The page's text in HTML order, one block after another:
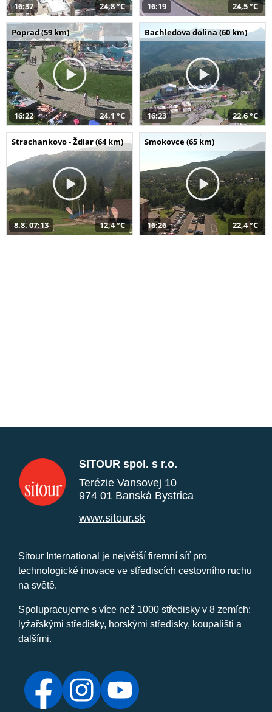
16:37 24,8 °C 16:19 24,5 °C
Poprad (59 km)
16:22 24,1 °C
Bachledova dolina (60 km)
16:23 22,6 °C
Strachankovo - Ždiar (64 km)
8.8. 07:13 12,4 °C
Smokovce (65 km)
16:26 22,4 °C
SITOUR spol. s r.o.
Terézie Vansovej 10
974 01 Banská Bystrica
www.sitour.sk
Sitour International je největší firemní síť pro
technologické inovace ve střediscích cestovního ruchu
na světě.
Spolupracujeme s více než 1000 středisky v 8 zemích:
lyžařskými středisky, horskými středisky, koupališti a
dalšími.